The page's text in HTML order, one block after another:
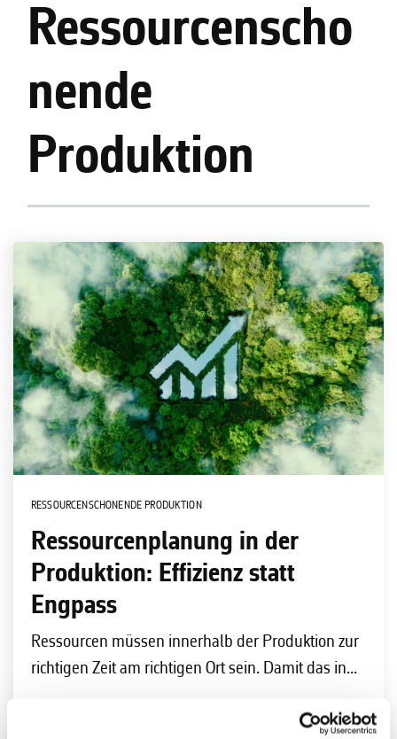
Ressourcenscho
nende
Produktion
RESSOURCENSCHONENDE PRODUKTION
Ressourcenplanung in der
Produktion: Effizienz statt
Engpass
Ressourcen müssen innerhalb der Produktion zur
richtigen Zeit am richtigen Ort sein. Damit das in...
Mehr lesen